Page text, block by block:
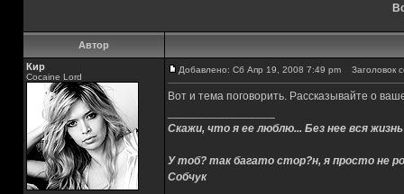
Автор
Кир
Cocaine Lord
Добавлено: Сб Апр 19, 2008 7:49 pm Заголовок
Вот и тема поговорить. Рассказывайте о
Скажи, что я ее люблю... Без нее вся
У тоб? так багато стор?н, я просто не
Собчук